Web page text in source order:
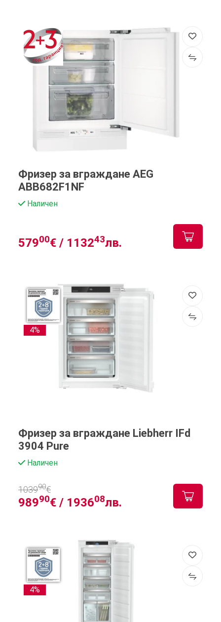
Фризер за вграждане AEG
ABB682F1NF
Наличен
57900€ / 113243лв.
4%
Фризер за вграждане Liebherr IFd
3904 Pure
Наличен
98990€ / 193608лв.
103990€
4%